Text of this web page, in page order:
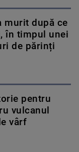
murit după ce
în timpul unei
de părinți
pentru
vulcanul
vârf